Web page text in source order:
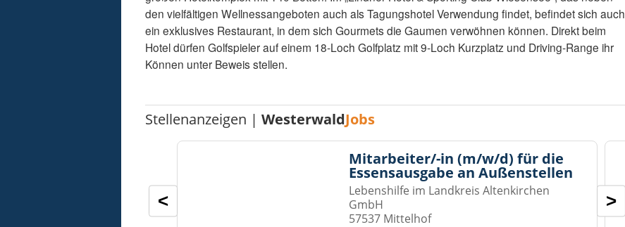
den vielfältigen Wellnessangeboten auch als Tagungshotel Verwendung findet, befindet sich auch
ein exklusives Restaurant, in dem sich Gourmets die Gaumen verwöhnen können. Direkt beim
Hotel dürfen Golfspieler auf einem 18-Loch Golfplatz mit 9-Loch Kurzplatz und Driving-Range ihr
Können unter Beweis stellen.
Stellenanzeigen |WesterwaldJobs
Mitarbeiter/-in (m/w/d) für die
Essensausgabe an Außenstellen
Lebenshilfe im Landkreis Altenkirchen
GmbH
57537 Mittelhof
< >